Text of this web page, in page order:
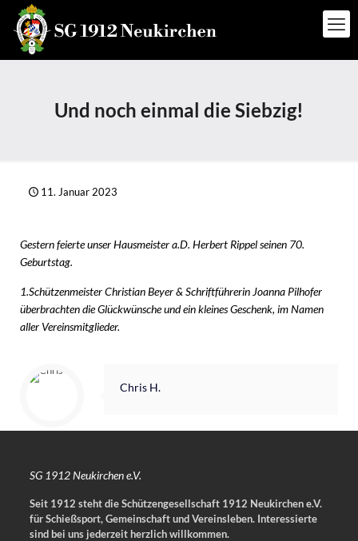
Und noch einmal die Siebzig!
11. Januar 2023
Gestern feierte unser Hausmeister a.D. Herbert Rippel seinen 70.
Geburtstag.
1.Schützenmeister Christian Beyer & Schriftführerin Joanna Pilhofer
überbrachten die Glückwünsche und ein kleines Geschenk, im Namen
aller Vereinsmitglieder.
Chris H.
SG 1912 Neukirchen e.V.
Seit 1912 steht die Schützengesellschaft 1912 Neukirchen e.V.
für Schießsport, Gemeinschaft und Vereinsleben. Interessierte
sind bei uns jederzeit herzlich willkommen.